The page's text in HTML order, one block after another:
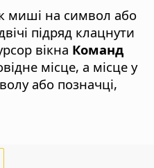
миші на символ або
підряд клацнути
вікна Команд
місце, а місце у
або позначці,